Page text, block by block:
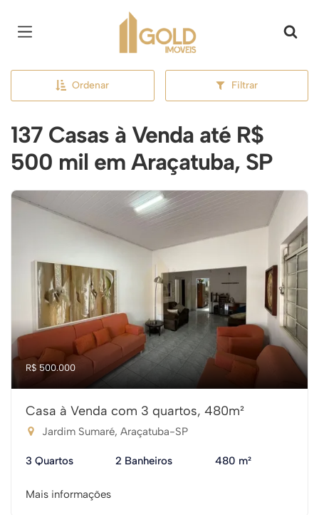
Página inicial
Ordenar Filtrar
137 Casas à Venda até R$
500 mil em Araçatuba, SP
R$ 500.000
Casa à Venda com 3 quartos, 480m²
Jardim Sumaré, Araçatuba-SP
3 Quartos 2 Banheiros 480 m²
Mais informações